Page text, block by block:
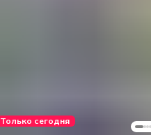
Только сегодня